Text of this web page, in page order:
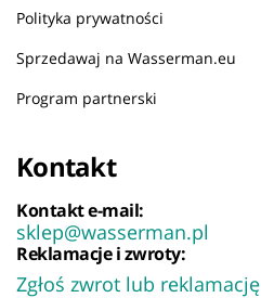
Polityka prywatności
Sprzedawaj na Wasserman.eu
Program partnerski
Kontakt
Kontakt e-mail:
sklep@wasserman.pl
Reklamacje i zwroty:
Zgłoś zwrot lub reklamację